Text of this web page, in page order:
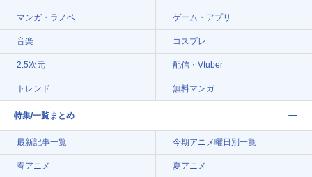
マンガ・ラノベ ゲーム・アプリ
音楽 コスプレ
2.5次元 配信・Vtuber
トレンド 無料マンガ
特集/一覧まとめ
最新記事一覧 今期アニメ曜日別一覧
春アニメ 夏アニメ